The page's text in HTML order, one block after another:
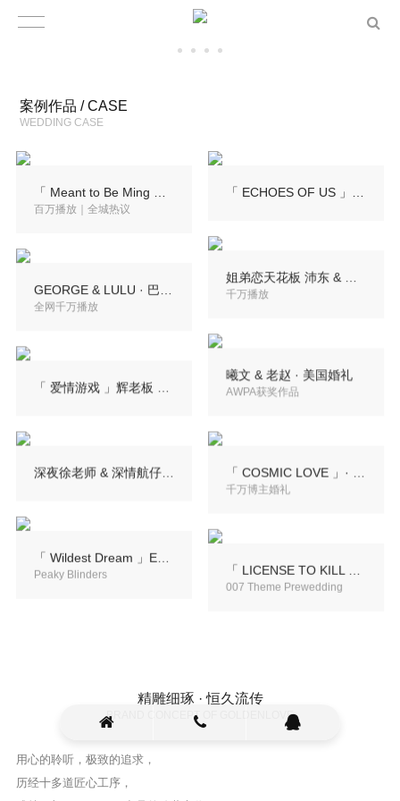
案例作品 / CASE
WEDDING CASE
百万播放｜全城热议
千万播放
全网千万播放
曦文 & 老赵 · 美国婚礼
AWPA获奖作品
深夜徐老师 & 深情航仔 · 上海婚礼
千万博主婚礼
「 Wildest Dream 」ENZO & CHLOE 深圳婚礼
Peaky Blinders 「 LICENSE TO KILL 」· Charles & Rylee 深圳婚礼
007 Theme Prewedding
精雕细琢 · 恒久流传
BRAND CONCEPT OF GOLDENLOVE
用心的聆听，极致的追求，
历经十多道匠心工序，